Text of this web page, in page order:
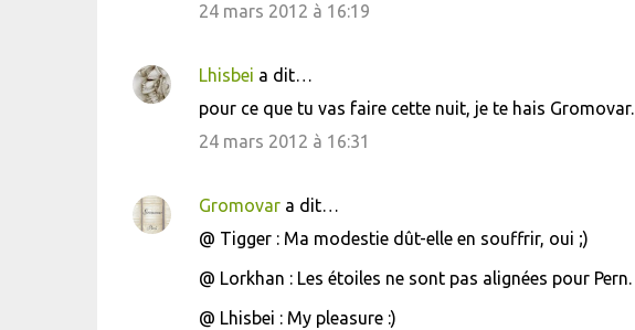
24 mars 2012 à 16:19
Lhisbei a dit…
pour ce que tu vas faire cette nuit, je te hais Gromovar.
24 mars 2012 à 16:31
Gromovara dit…
@ Tigger : Ma modestie dût-elle en souffrir, oui ;)
@ Lorkhan : Les étoiles ne sont pas alignées pour Pern.
@ Lhisbei : My pleasure :)